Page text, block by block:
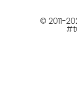
© 2011-